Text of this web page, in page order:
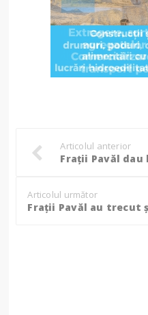
Articolul anterior
Articolul următor